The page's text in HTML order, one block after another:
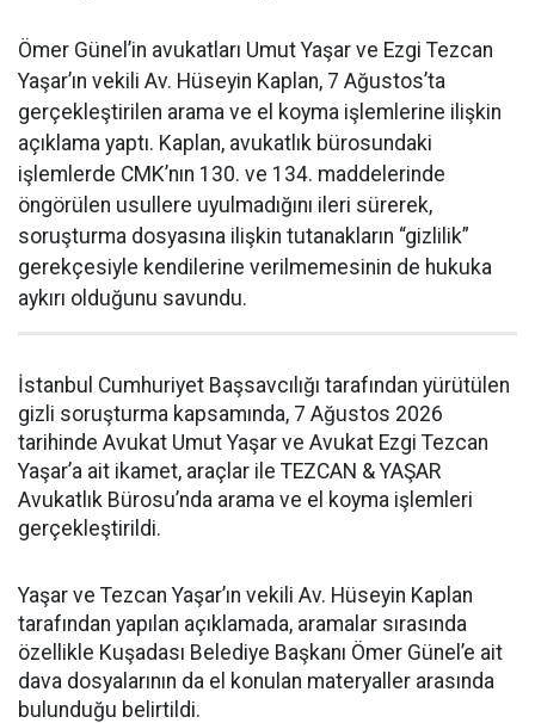
Ömer Günel’in avukatları Umut Yaşar ve Ezgi Tezcan
Yaşar’ın vekili Av. Hüseyin Kaplan, 7 Ağustos’ta
gerçekleştirilen arama ve el koyma işlemlerine ilişkin
açıklama yaptı. Kaplan, avukatlık bürosundaki
işlemlerde CMK’nın 130. ve 134. maddelerinde
öngörülen usullere uyulmadığını ileri sürerek,
soruşturma dosyasına ilişkin tutanakların “gizlilik”
gerekçesiyle kendilerine verilmemesinin de hukuka
aykırı olduğunu savundu.
İstanbul Cumhuriyet Başsavcılığı tarafından yürütülen
gizli soruşturma kapsamında, 7 Ağustos 2026
tarihinde Avukat Umut Yaşar ve Avukat Ezgi Tezcan
Yaşar’a ait ikamet, araçlar ile TEZCAN & YAŞAR
Avukatlık Bürosu’nda arama ve el koyma işlemleri
gerçekleştirildi.
Yaşar ve Tezcan Yaşar’ın vekili Av. Hüseyin Kaplan
tarafından yapılan açıklamada, aramalar sırasında
özellikle Kuşadası Belediye Başkanı Ömer Günel’e ait
dava dosyalarının da el konulan materyaller arasında
bulunduğu belirtildi.